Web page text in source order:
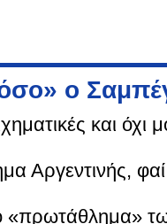
ο
και όχι
Αργεντινής,
«πρωτάθλημα»